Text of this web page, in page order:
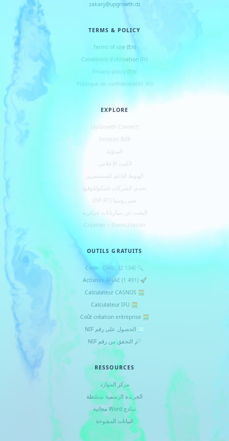
zakary@upgrowth.dz
TERMS & POLICY
Terms of use (En)
Conditions d'utilisation (Fr)
Privacy policy (En)
Politique de confidentialité (Fr)
EXPLORE
UpGrowth Connect
Services B2B
المدوّنة
الكيت الإعلامي
الهبوط الناعم للمستثمرين
تحدي الشركات (سكولكوفو)
ممر روسيا (IVF RT)
البحث عن ستارتابات جزائرية
Création + Domiciliation
OUTILS GRATUITS
🔍 Codes CNRC (2 134)
🚀 Activités ANAE (1 491)
🧮 Calculateur CASNOS
🧮 Calculateur IFU
🧮 Coût création entreprise
🧾 الحصول على رقم NIF
🔎 التحقق من رقم NIF
RESSOURCES
مركز الموارد
الجريدة الرسمية مبسّطة
نماذج Word مجانية
البيانات المفتوحة